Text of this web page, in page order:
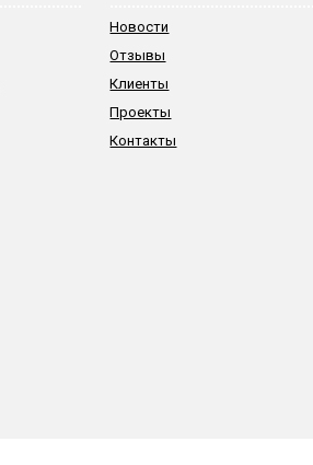
Новости
Отзывы
Клиенты
Проекты
Контакты